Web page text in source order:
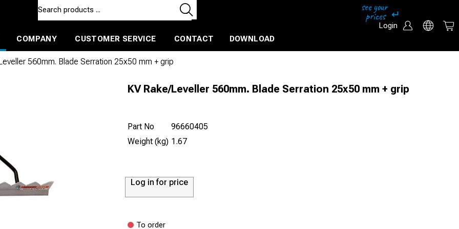
Login
COMPANY CUSTOMER SERVICE CONTACT DOWNLOAD
560mm. Blade Serration 25x50 mm + grip
KV Rake/Leveller 560mm. Blade Serration 25x50 mm + grip
Part No
96660405
Weight (kg) 1.67
Log in for price
To order